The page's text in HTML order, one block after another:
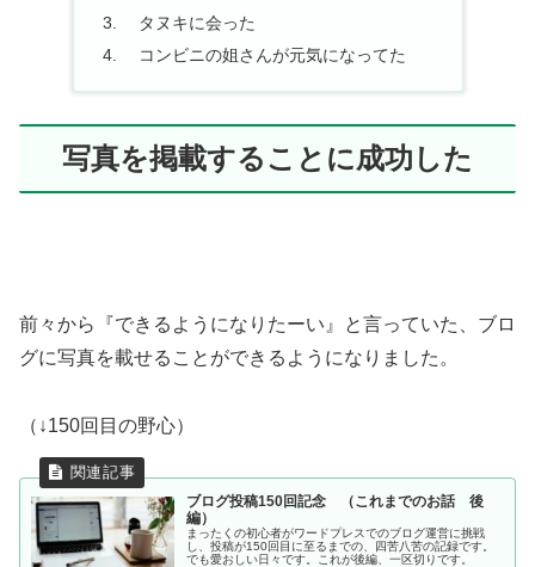
タヌキに会った
コンビニの姐さんが元気になってた
写真を掲載することに成功した
前々から『できるようになりたーい』と言っていた、ブロ
グに写真を載せることができるようになりました。
（↓150回目の野心）
ブログ投稿150回記念 （これまでのお話 後
編）
まったくの初心者がワードプレスでのブログ運営に挑戦
し、投稿が150回目に至るまでの、四苦八苦の記録です。
でも愛おしい日々です。これが後編、一区切りです。